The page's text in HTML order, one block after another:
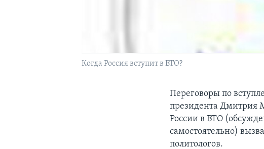
Когда Россия вступит в ВТО?
Переговоры по
президента Дмитрия
России в ВТО
самостоятельно)
политологов.